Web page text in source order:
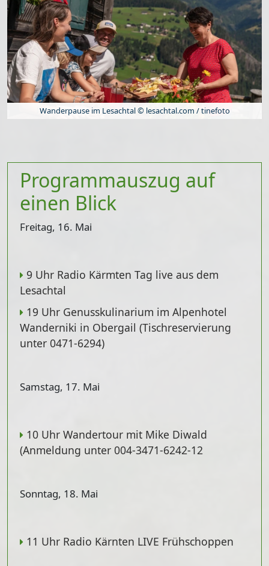
Wanderpause im Lesachtal © lesachtal.com / tinefoto
Programmauszug auf
einen Blick
Freitag, 16. Mai
9 Uhr Radio Kärmten Tag live aus dem
Lesachtal
19 Uhr Genusskulinarium im Alpenhotel
Wanderniki in Obergail (Tischreservierung
unter 0471-6294)
Samstag, 17. Mai
10 Uhr Wandertour mit Mike Diwald
(Anmeldung unter 004-3471-6242-12
Sonntag, 18. Mai
11 Uhr Radio Kärnten LIVE Frühschoppen